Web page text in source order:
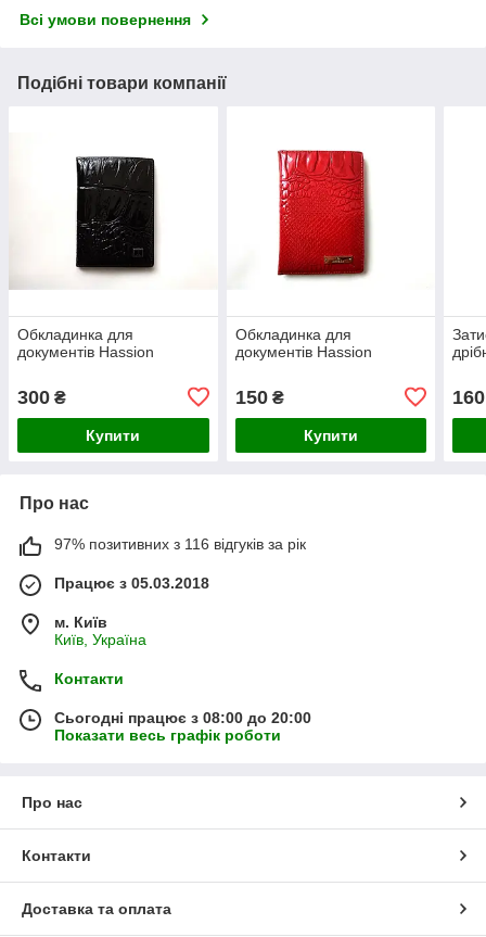
Всі умови повернення
Подібні товари компанії
Обкладинка для
документів Hassion
300 ₴
Купити
Обкладинка для
документів Hassion
150₴
Купити
160
Про нас
97% позитивних з 116 відгуків за рік
Працює з 05.03.2018
м. Київ
Київ, Україна
Контакти
Сьогодні працює з 08:00 до 20:00
Показати весь графік роботи
Про нас
Контакти
Доставка та оплата